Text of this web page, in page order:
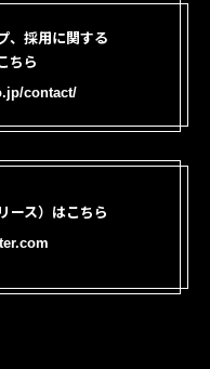
、採用に関する
ちら
contact/
ース）はこちら